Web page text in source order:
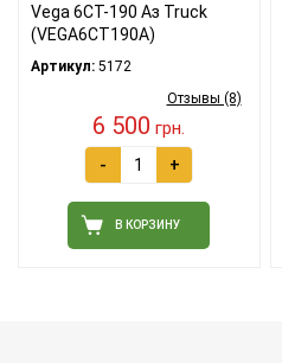
Vega 6СТ-190 Аз Truck
(VEGA6CT190A)
Артикул: 5172
Отзывы (8)
6 500 грн.
- +
В КОРЗИНУ